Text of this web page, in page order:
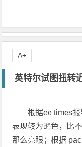
英特尔试图扭转
根据ee times
表现较为逊色，比
那么亮眼；根据
A+